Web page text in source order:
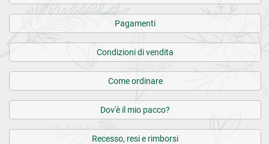
Pagamenti
Condizioni di vendita
Come ordinare
Dov'è il mio pacco?
Recesso, resi e rimborsi